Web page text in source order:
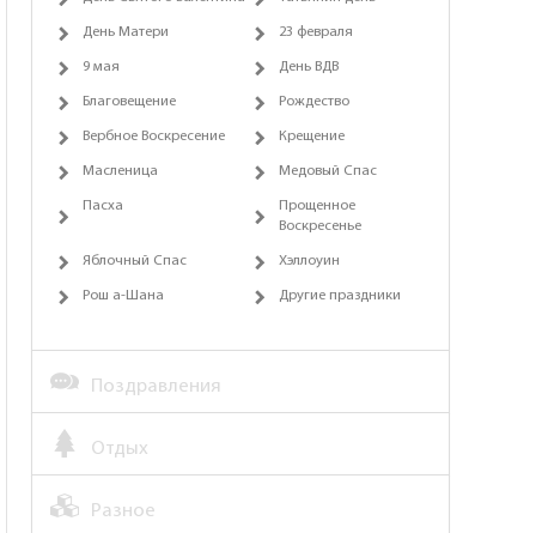
День Матери 23 февраля
9 мая День ВДВ
Благовещение Рождество
Вербное Воскресение Крещение
Масленица Медовый Спас
Пасха
Прощенное
Воскресенье
Яблочный Спас Хэллоуин
Рош а-Шана Другие праздники
Поздравления
Отдых
Разное